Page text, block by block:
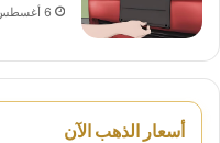
6 أغسطس، 2026
أسعار الذهب الآن